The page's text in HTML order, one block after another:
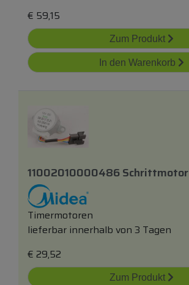
€ 59,15
Zum Produkt
In den Warenkorb
11002010000486 Schrittmotor
Timermotoren
lieferbar innerhalb von 3 Tagen
€ 29,52
Zum Produkt